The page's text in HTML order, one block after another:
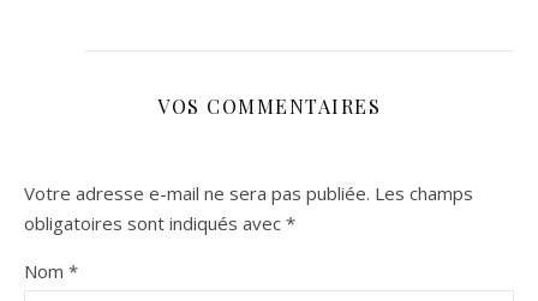
VOS COMMENTAIRES
Votre adresse e-mail ne sera pas publiée. Les champs
obligatoires sont indiqués avec *
Nom *